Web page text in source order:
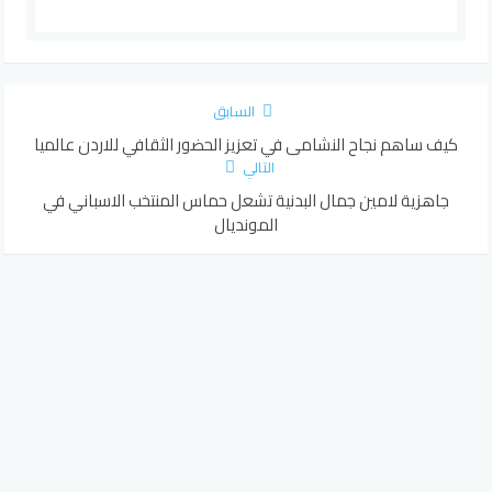
السابق
كيف ساهم نجاح النشامى في تعزيز الحضور الثقافي للاردن عالميا
التالي
جاهزية لامين جمال البدنية تشعل حماس المنتخب الاسباني في
المونديال